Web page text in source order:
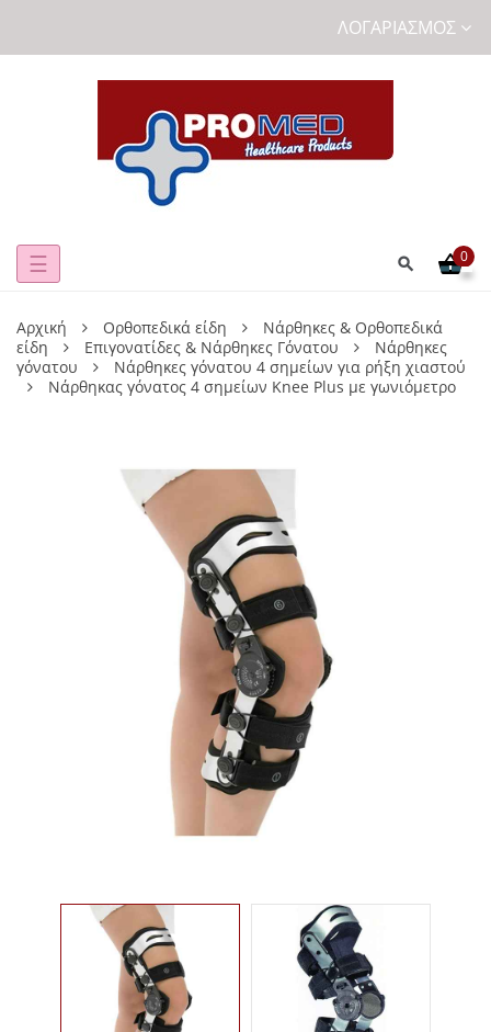
ΛΟΓΑΡΙΑΣΜΌΣ
Toggle
☰ 0
Αρχική Ορθοπεδικά είδη
Νάρθηκες & Ορθοπεδικά
είδη
Επιγονατίδες & Νάρθηκες Γόνατου
Νάρθηκες
γόνατου
Νάρθηκες γόνατου 4 σημείων για ρήξη χιαστού
Nάρθηκας γόνατος 4 σημείων Knee Plus με γωνιόμετρο